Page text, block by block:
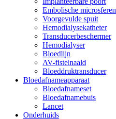
Embolische microsferen
Voorgevulde spuit
Hemodialysekatheter
Transducerbeschermer
Hemodialyser
Bloedlijn
AV-fistelnaald
Bloeddruktransducer
Bloedafnameapparaat
Bloedafnameset
Bloedafnamebuis
Lancet
Onderhuids